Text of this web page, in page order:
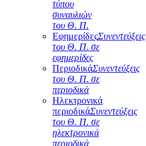
τύπου
συναυλιών
του Θ. Π.
ΕφημερίδεςΣυνεντεύξεις
του Θ. Π. σε
εφημερίδες
ΠεριοδικάΣυνεντεύξεις
του Θ. Π. σε
περιοδικά
Ηλεκτρονικά
περιοδικάΣυνεντεύξεις
του Θ. Π. σε
ηλεκτρονικά
περιοδικά